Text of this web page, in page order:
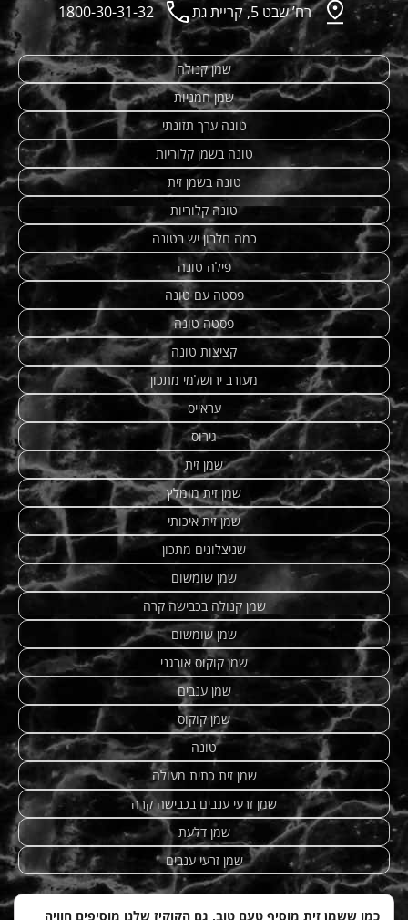
רח’ שבט 5, קריית גת 1800-30-31-32
שמן קנולה
שמן חמניות
טונה ערך תזונתי
טונה בשמן קלוריות
טונה בשמן זית
טונה קלוריות
כמה חלבון יש בטונה
פילה טונה
פסטה עם טונה
פסטה טונה
קציצות טונה
מעורב ירושלמי מתכון
עראייס
גירוס
שמן זית
שמן זית מומלץ
שמן זית איכותי
שניצלונים מתכון
שמן שומשום
שמן קנולה בכבישה קרה
שמן שומשום
שמן קוקוס אורגני
שמן ענבים
שמן קוקוס
טונה
שמן זית כתית מעולה
שמן זרעי ענבים בכבישה קרה
שמן דלעת
שמן זרעי ענבים
כמו ששמן זית מוסיף טעם טוב, גם הקוקיז שלנו מוסיפים חוויה